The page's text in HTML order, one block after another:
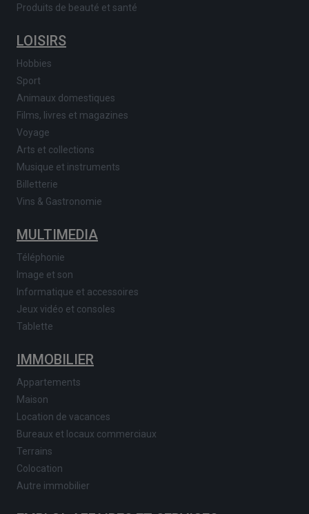
Produits de beauté et santé
LOISIRS
Hobbies
Sport
Animaux domestiques
Films, livres et magazines
Voyage
Arts et collections
Musique et instruments
Billetterie
Vins & Gastronomie
MULTIMEDIA
Téléphonie
Image et son
Informatique et accessoires
Jeux vidéo et consoles
Tablette
IMMOBILIER
Appartements
Maison
Location de vacances
Bureaux et locaux commerciaux
Terrains
Colocation
Autre immobilier